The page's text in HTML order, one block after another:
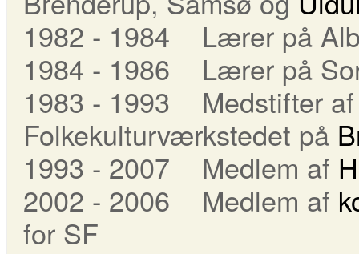
1982 - 1984 Lærer på
1984 - 1986 Lærer på
1983 - 1993 Medstifter af
Folkekulturværkstedet på
1993 - 2007 Medlem af
2002 - 2006 Medlem af
for SF